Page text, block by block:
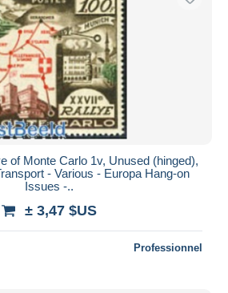
of Monte Carlo 1v, Unused (hinged),
- Various - Europa Hang-on
Issues -..
± 3,47 $US
Professionnel